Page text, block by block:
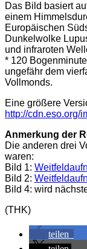
Das Bild basiert
einem
Europäischen
Dunkelwolke
und infraroten
* 120
ungefähr dem
Vollmonds.
Eine größere
http://cdn.eso.org/
Anmerkung der
Die anderen drei
waren:
Bild 1:
Bild 2:
Bild 4: wird
(THK)
teilen